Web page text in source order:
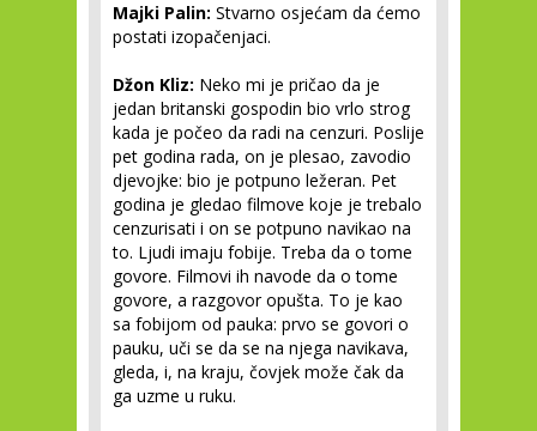
Majki Palin: Stvarno osjećam da ćemo
postati izopačenjaci.
Džon Kliz: Neko mi je pričao da je
jedan britanski gospodin bio vrlo strog
kada je počeo da radi na cenzuri. Poslije
pet godina rada, on je plesao, zavodio
djevojke: bio je potpuno ležeran. Pet
godina je gledao filmove koje je trebalo
cenzurisati i on se potpuno navikao na
to. Ljudi imaju fobije. Treba da o tome
govore. Filmovi ih navode da o tome
govore, a razgovor opušta. To je kao
sa fobijom od pauka: prvo se govori o
pauku, uči se da se na njega navikava,
gleda, i, na kraju, čovjek može čak da
ga uzme u ruku.